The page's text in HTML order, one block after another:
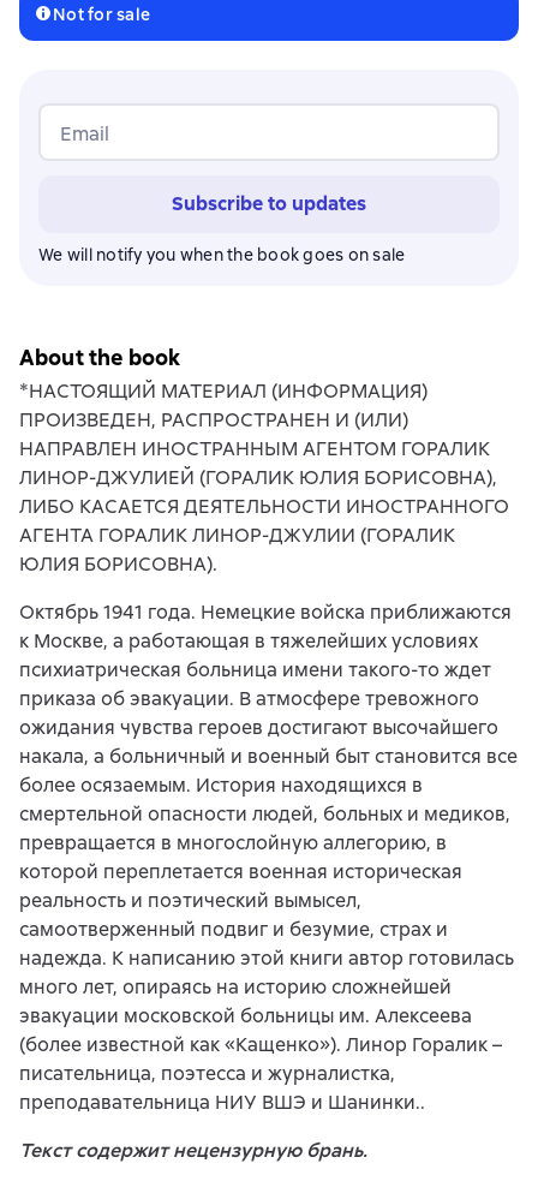
Not for sale
Email
Subscribe to updates
We will notify you when the book goes on sale
About the book
*НАСТОЯЩИЙ МАТЕРИАЛ (ИНФОРМАЦИЯ)
ПРОИЗВЕДЕН, РАСПРОСТРАНЕН И (ИЛИ)
НАПРАВЛЕН ИНОСТРАННЫМ АГЕНТОМ ГОРАЛИК
ЛИНОР-ДЖУЛИЕЙ (ГОРАЛИК ЮЛИЯ БОРИСОВНА),
ЛИБО КАСАЕТСЯ ДЕЯТЕЛЬНОСТИ ИНОСТРАННОГО
АГЕНТА ГОРАЛИК ЛИНОР-ДЖУЛИИ (ГОРАЛИК
ЮЛИЯ БОРИСОВНА).
Октябрь 1941 года. Немецкие войска приближаются
к Москве, а работающая в тяжелейших условиях
психиатрическая больница имени такого-то ждет
приказа об эвакуации. В атмосфере тревожного
ожидания чувства героев достигают высочайшего
накала, а больничный и военный быт становится все
более осязаемым. История находящихся в
смертельной опасности людей, больных и медиков,
превращается в многослойную аллегорию, в
которой переплетается военная историческая
реальность и поэтический вымысел,
самоотверженный подвиг и безумие, страх и
надежда. К написанию этой книги автор готовилась
много лет, опираясь на историю сложнейшей
эвакуации московской больницы им. Алексеева
(более известной как «Кащенко»). Линор Горалик –
писательница, поэтесса и журналистка,
преподавательница НИУ ВШЭ и Шанинки..
Текст содержит нецензурную брань.